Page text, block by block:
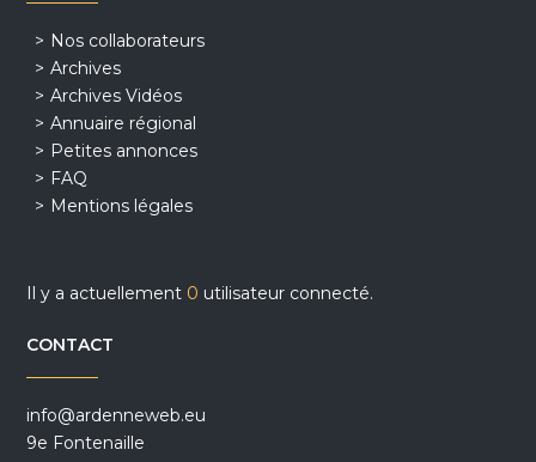
Nos collaborateurs
Archives
Archives Vidéos
Annuaire régional
Petites annonces
FAQ
Mentions légales
Il y a actuellement 0 utilisateur connecté.
CONTACT
info@ardenneweb.eu
9e Fontenaille